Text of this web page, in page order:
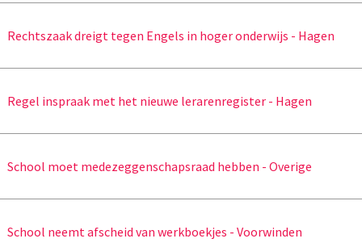
Rechtszaak dreigt tegen Engels in hoger onderwijs - Hagen
Regel inspraak met het nieuwe lerarenregister - Hagen
School moet medezeggenschapsraad hebben - Overige
School neemt afscheid van werkboekjes - Voorwinden